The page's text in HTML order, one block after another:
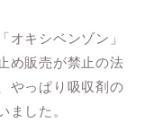
オキシベンゾン」
め販売が禁止の法
やっぱり吸収剤の
ました。